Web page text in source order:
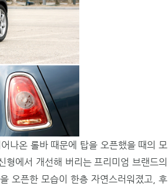
나온 롤바 때문에 탑을 오픈했을 때의 모
에서 개선해 버리는 프리미엄 브랜드의
오픈한 모습이 한층 자연스러워졌고, 후